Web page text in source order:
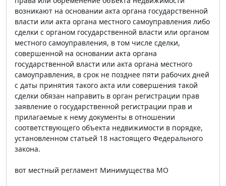
возникают на основании акта органа государственной
власти или акта органа местного самоуправления либо
сделки с органом государственной власти или органом
местного самоуправления, в том числе сделки,
совершенной на основании акта органа
государственной власти или акта органа местного
самоуправления, в срок не позднее пяти рабочих дней
с даты принятия такого акта или совершения такой
сделки обязан направить в орган регистрации прав
заявление о государственной регистрации прав и
прилагаемые к нему документы в отношении
соответствующего объекта недвижимости в порядке,
установленном статьей 18 настоящего Федерального
закона.
вот местный регламент Минимущества МО